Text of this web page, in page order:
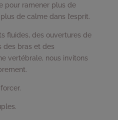
pour ramener plus de
de calme dans l’esprit.
fluides, des ouvertures de
des bras et des
vertébrale, nous invitons